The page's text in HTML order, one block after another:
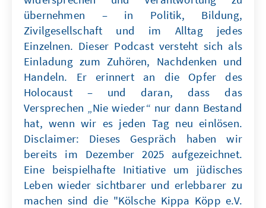
übernehmen – in Politik, Bildung,
Zivilgesellschaft und im Alltag jedes
Einzelnen. Dieser Podcast versteht sich als
Einladung zum Zuhören, Nachdenken und
Handeln. Er erinnert an die Opfer des
Holocaust – und daran, dass das
Versprechen „Nie wieder“ nur dann Bestand
hat, wenn wir es jeden Tag neu einlösen.
Disclaimer: Dieses Gespräch haben wir
bereits im Dezember 2025 aufgezeichnet.
Eine beispielhafte Initiative um jüdisches
Leben wieder sichtbarer und erlebbarer zu
machen sind die "Kölsche Kippa Köpp e.V.